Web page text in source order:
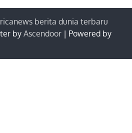
berita dunia terbaru
by Ascendoor | Powered by